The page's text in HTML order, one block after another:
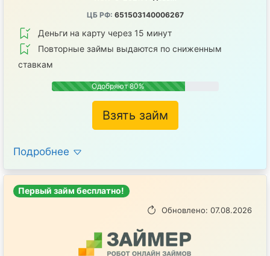
ЦБ РФ: 651503140006267
Деньги на карту через 15 минут
Повторные займы выдаются по сниженным
ставкам
Одобряют 80%
Взять займ
Подробнее
Первый займ бесплатно!
Обновлено: 07.08.2026